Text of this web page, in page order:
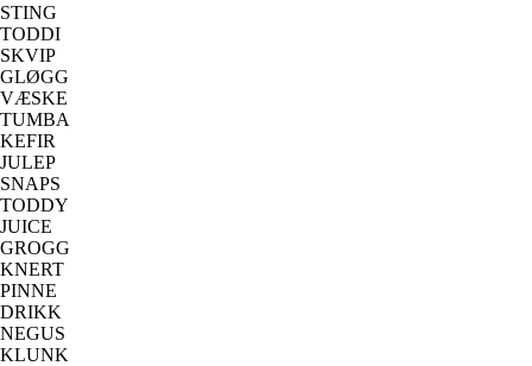
STING
TODDI
SKVIP
GLØGG
VÆSKE
TUMBA
KEFIR
JULEP
SNAPS
TODDY
JUICE
GROGG
KNERT
PINNE
DRIKK
NEGUS
KLUNK